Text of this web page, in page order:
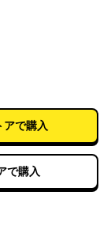
さらに彼女が求
を奪った責任と
てしまったカミ
カミトの運命は!?
庫J大ヒットフ
アで購入
で購入